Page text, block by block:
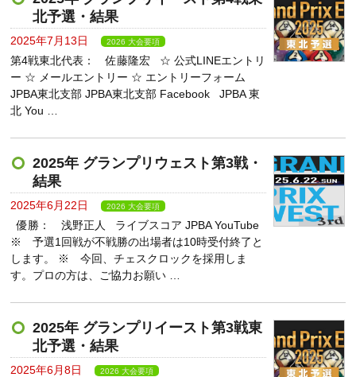
北予選・結果
2025年7月13日 2026 大会要項
第4戦東北代表： 佐藤隆宏 ☆ 公式LINEエントリ
ー ☆ メールエントリー ☆ エントリーフォーム
JPBA東北支部 JPBA東北支部 Facebook JPBA 東
北 You …
2025年 グランプリウェスト第3戦・
結果
2025年6月22日 2026 大会要項
優勝： 浅野正人 ライブスコア JPBA YouTube
※ 予選1回戦が不戦勝の出場者は10時受付終了と
します。 ※ 今回、チェスクロックを採用しま
す。プロの方は、ご協力お願い …
2025年 グランプリイースト第3戦東
北予選・結果
2025年6月8日 2026 大会要項